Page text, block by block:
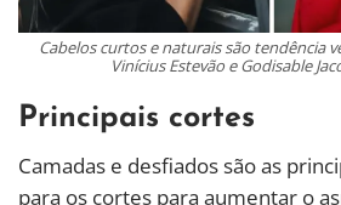
Cabelos curtos e naturais são tendência
Vinícius Estevão e Godisable
Principais cortes
Camadas e desfiados são as
para os cortes para aumentar o